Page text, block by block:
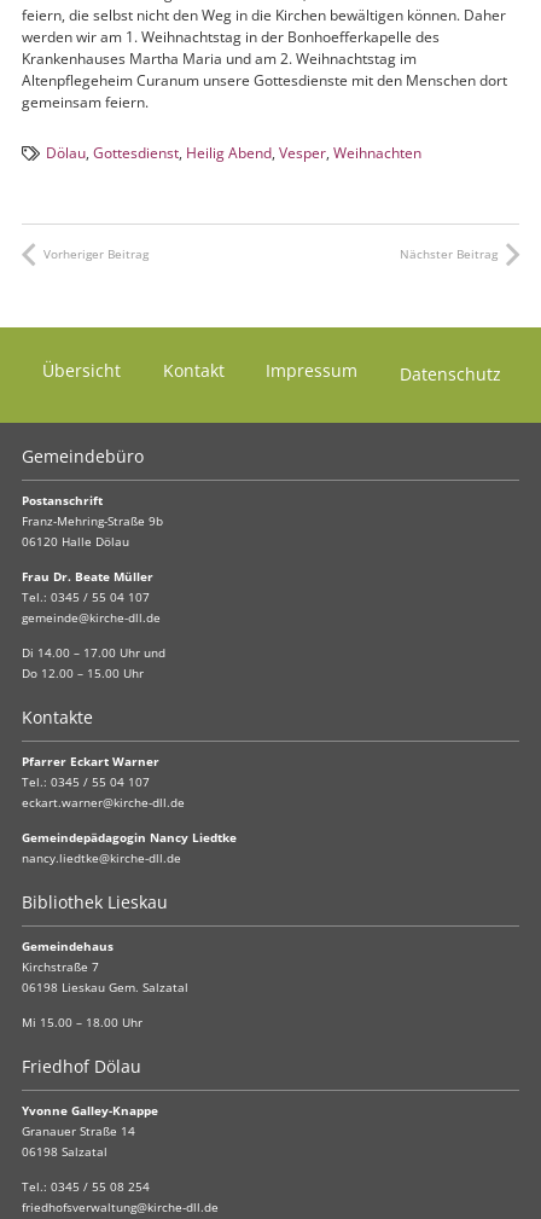
feiern, die selbst nicht den Weg in die Kirchen bewältigen können. Daher
werden wir am 1. Weihnachtstag in der Bonhoefferkapelle des
Krankenhauses Martha Maria und am 2. Weihnachtstag im
Altenpflegeheim Curanum unsere Gottesdienste mit den Menschen dort
gemeinsam feiern.
Dölau, Gottesdienst, Heilig Abend, Vesper, Weihnachten
Vorheriger Beitrag Nächster Beitrag
Übersicht Kontakt Impressum Datenschutz
Gemeindebüro
Postanschrift
Franz-Mehring-Straße 9b
06120 Halle Dölau
Frau Dr. Beate Müller
Tel.: 0345 / 55 04 107
gemeinde@kirche-dll.de
Di 14.00 – 17.00 Uhr und
Do 12.00 – 15.00 Uhr
Kontakte
Pfarrer Eckart Warner
Tel.: 0345 / 55 04 107
eckart.warner@kirche-dll.de
Gemeindepädagogin Nancy Liedtke
nancy.liedtke@kirche-dll.de
Bibliothek Lieskau
Gemeindehaus
Kirchstraße 7
06198 Lieskau Gem. Salzatal
Mi 15.00 – 18.00 Uhr
Friedhof Dölau
Yvonne Galley-Knappe
Granauer Straße 14
06198 Salzatal
Tel.: 0345 / 55 08 254
friedhofsverwaltung@kirche-dll.de